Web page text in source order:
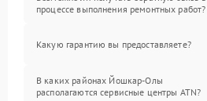
процессе выполнения ремонтных работ?
Какую гарантию вы предоставляете?
В каких районах Йошкар-Олы
располагаются сервисные центры ATN?